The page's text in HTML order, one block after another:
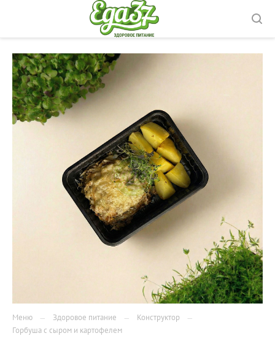
Меню Здоровое питание
Конструктор
Горбуша с сыром и картофелем